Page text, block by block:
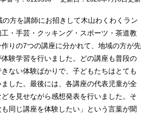
方を講師にお招きして木山わくわくラン
・手芸・クッキング・スポーツ・茶道教
りの7つの講座に分かれて、地域の方が先
験学習を行いました。どの講座も普段の
ない体験ばかりで、子どもたちはとても
した。最後には、各講座の代表児童が全
を見せながら感想発表を行いました。そ
同じ講座を体験したい」という言葉が聞